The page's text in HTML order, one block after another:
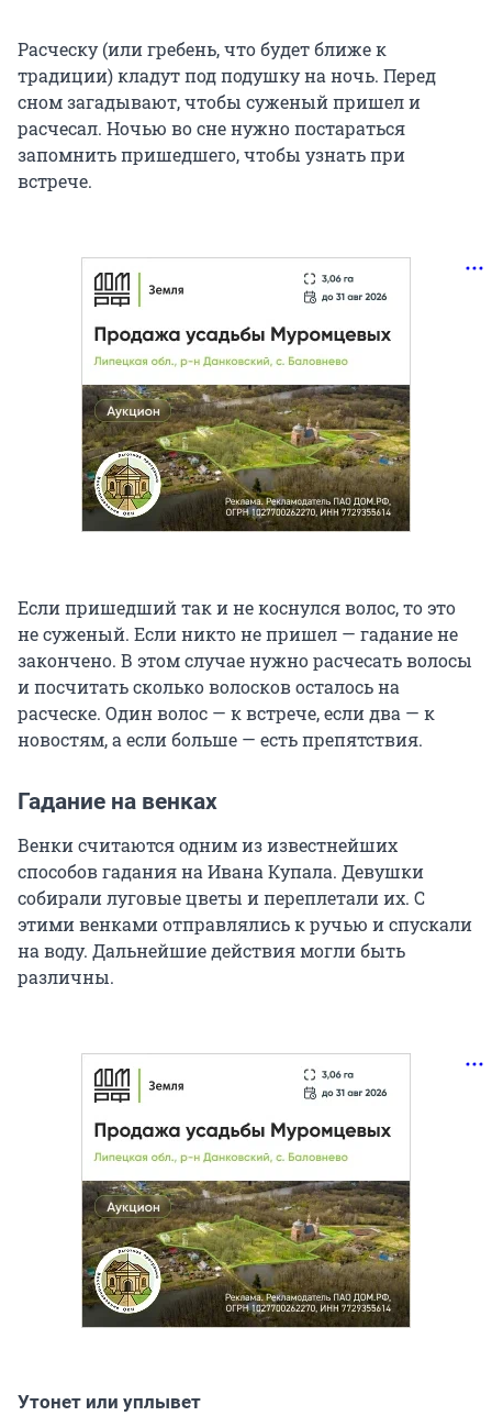
Расческу (или гребень, что будет ближе к
традиции) кладут под подушку на ночь. Перед
сном загадывают, чтобы суженый пришел и
расчесал. Ночью во сне нужно постараться
запомнить пришедшего, чтобы узнать при
встрече.
Если пришедший так и не коснулся волос, то это
не суженый. Если никто не пришел — гадание не
закончено. В этом случае нужно расчесать волосы
и посчитать сколько волосков осталось на
расческе. Один волос — к встрече, если два — к
новостям, а если больше — есть препятствия.
Гадание на венках
Венки считаются одним из известнейших
способов гадания на Ивана Купала. Девушки
собирали луговые цветы и переплетали их. С
этими венками отправлялись к ручью и спускали
на воду. Дальнейшие действия могли быть
различны.
Утонет или уплывет